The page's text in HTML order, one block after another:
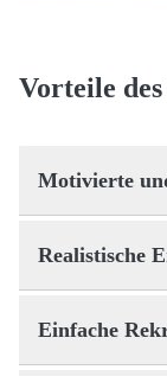
Vorteile des
Motivierte
Realistische
Einfache